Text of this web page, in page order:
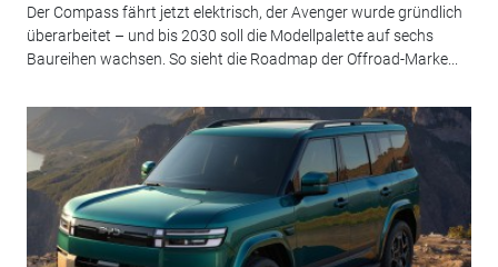
Der Compass fährt jetzt elektrisch, der Avenger wurde gründlich
überarbeitet – und bis 2030 soll die Modellpalette auf sechs
Baureihen wachsen. So sieht die Roadmap der Offroad-Marke...